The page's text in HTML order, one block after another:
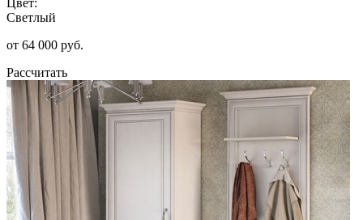
Светлый
от 64 000 руб.
Рассчитать